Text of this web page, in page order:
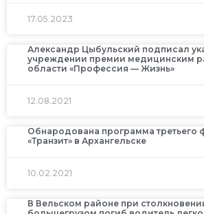
17.05.2023
Александр Цыбульский подписал
учреждении премии медицинским
области «Профессия — Жизнь»
12.08.2021
Обнародована программа третьего
«Транзит» в Архангельске
10.02.2021
В Вельском районе при